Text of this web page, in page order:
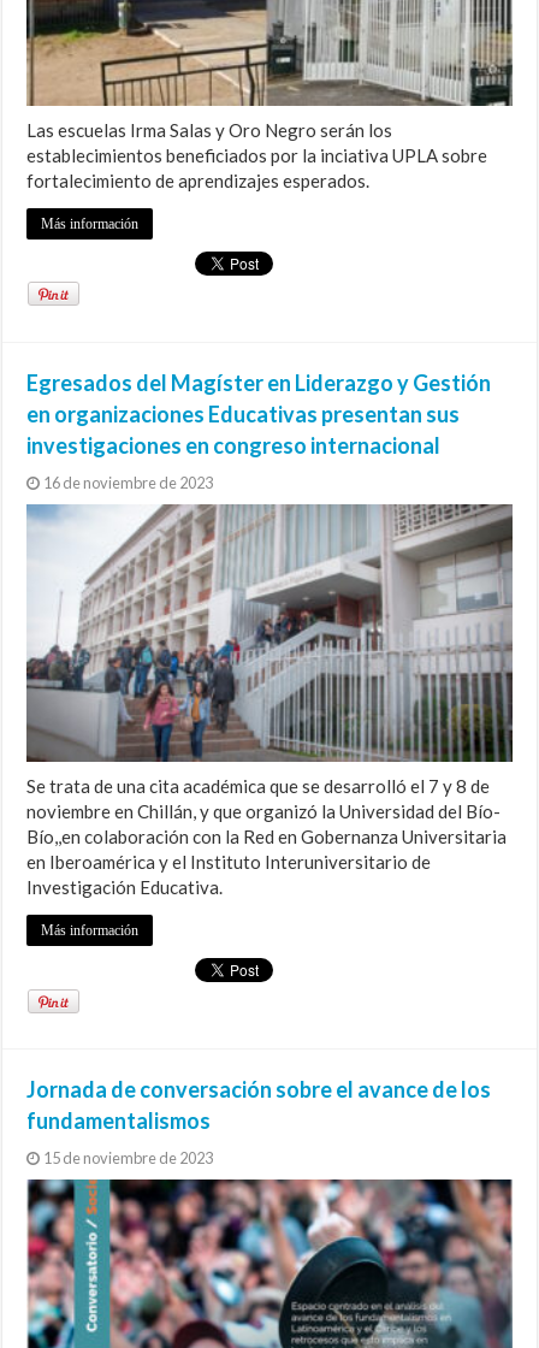
Las escuelas Irma Salas y Oro Negro serán los
establecimientos beneficiados por la inciativa UPLA sobre
fortalecimiento de aprendizajes esperados.
Más información
Egresados del Magíster en Liderazgo y Gestión
en organizaciones Educativas presentan sus
investigaciones en congreso internacional
16 de noviembre de 2023
Se trata de una cita académica que se desarrolló el 7 y 8 de
noviembre en Chillán, y que organizó la Universidad del Bío-
Bío,,en colaboración con la Red en Gobernanza Universitaria
en Iberoamérica y el Instituto Interuniversitario de
Investigación Educativa.
Más información
Jornada de conversación sobre el avance de los
fundamentalismos
15 de noviembre de 2023